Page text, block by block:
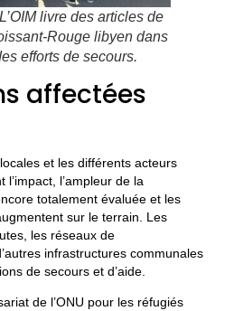
livre des articles de
Rouge libyen dans
efforts de secours.
affectées
et les différents acteurs
l’ampleur de la
totalement évaluée et les
sur le terrain. Les
les réseaux de
infrastructures communales
de secours et d’aide.
de l’ONU pour les réfugiés